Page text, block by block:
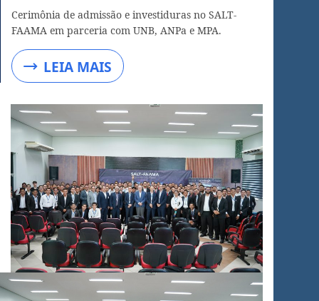
Cerimônia de admissão e investiduras no SALT-
FAAMA em parceria com UNB, ANPa e MPA.
LEIA MAIS